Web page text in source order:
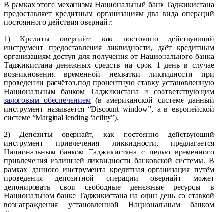
В рамках этого механизма Национальный банк Таджикистана
предоставляет кредитным организациям два вида операций
постоянного действия овернайт:
1) Кредиты овернайт, как постоянно действующий
инструмент предоставления ликвидности, даёт кредитным
организациям доступ для получения от Национального банка
Таджикистана денежных средств на срок 1 день в случае
возникновения временной нехватки ликвидности при
проведении расчётов,под процентную ставку установленную
Национальным банком Таджикистана и соответствующим
залоговым обеспечением (в американской системе данный
инструмент называется “Discount window”, а в европейской
системе “Marginal lending facility”).
2) Депозиты овернайт, как постоянно действующий
инструмент привлечения ликвидности, предлагается
Национальным банком Таджикистана с целью временного
привлечения излишней ликвидности банковской системы. В
рамках данного инструмента кредитная организация путём
проведения депозитной операции овернайт может
депонировать свои свободные денежные ресурсы в
Национальном банке Таджикистана на один день со ставкой
вознаграждения установленной Национальным банком